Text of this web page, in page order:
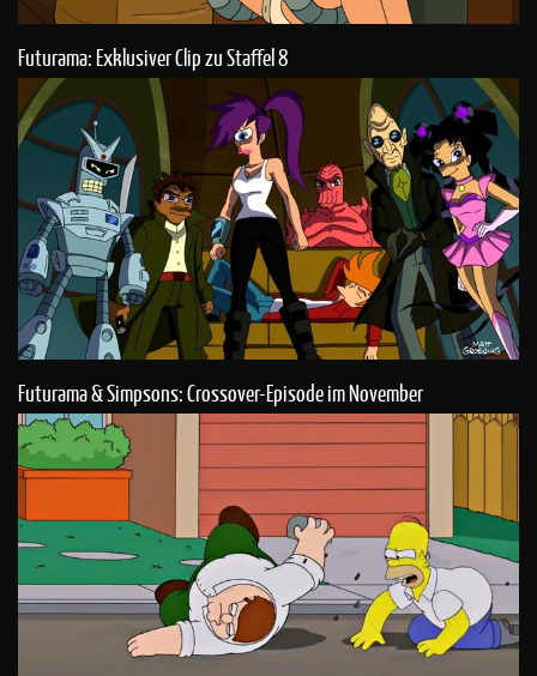
Futurama: Exklusiver Clip zu Staffel 8
Futurama & Simpsons: Crossover-Episode im November